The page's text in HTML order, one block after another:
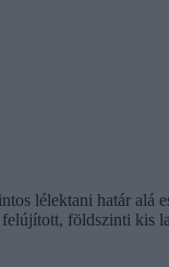
lélektani határ alá
földszinti kis